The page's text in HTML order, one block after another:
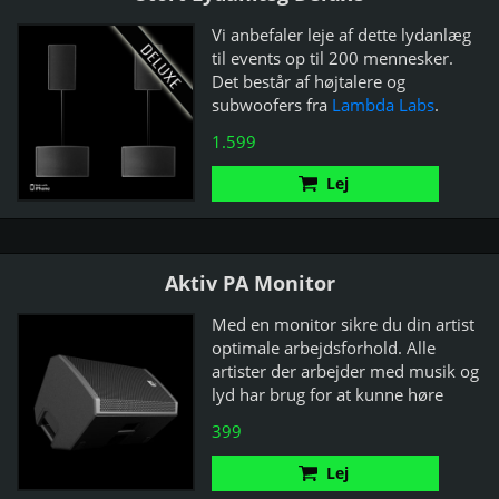
Vi anbefaler leje af dette lydanlæg
til events op til 200 mennesker.
Det består af højtalere og
subwoofers fra Lambda Labs.
1.599
Lej
Aktiv PA Monitor
Med en monitor sikre du din artist
optimale arbejdsforhold. Alle
artister der arbejder med musik og
lyd har brug for at kunne høre
399
Lej